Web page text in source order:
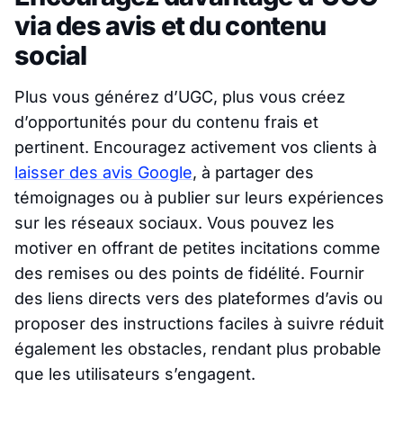
via des avis et du contenu
social
Plus vous générez d’UGC, plus vous créez
d’opportunités pour du contenu frais et
pertinent. Encouragez activement vos clients à
laisser des avis Google, à partager des
témoignages ou à publier sur leurs expériences
sur les réseaux sociaux. Vous pouvez les
motiver en offrant de petites incitations comme
des remises ou des points de fidélité. Fournir
des liens directs vers des plateformes d’avis ou
proposer des instructions faciles à suivre réduit
également les obstacles, rendant plus probable
que les utilisateurs s’engagent.